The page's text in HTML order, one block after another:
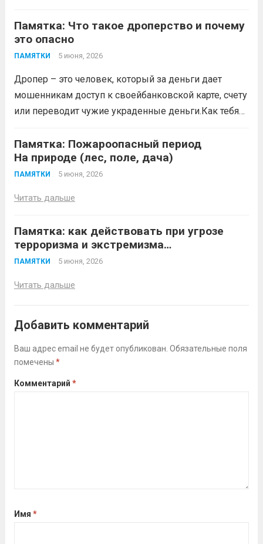
Заявки принимаются до 20 сентября
2026 года. Конкурс направлен на
популяризацию народной культуры,
наследия и этнокультурного
многообразия народов Российской
Федерации с использованием
Памятка: Что такое дроперство и почему
это опасно
ПАМЯТКИ 5 июня, 2026
Дропер – это человек, который за деньги дает
мошенникам доступ к своейбанковской карте, счету
или переводит чужие украденные деньги.Как тебя
Памятка: Пожароопасный период
На природе (лес, поле, дача)
ПАМЯТКИ 5 июня, 2026
Читать дальше
Памятка: как действовать при угрозе
терроризма и экстремизма
До угрозы (профилактика)
ПАМЯТКИ 5 июня, 2026
Читать дальше
Добавить комментарий
Ваш адрес email не будет опубликован. Обязательные поля
помечены *
Комментарий *
Имя *